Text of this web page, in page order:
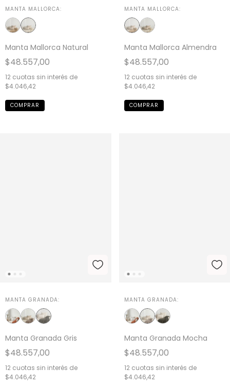
MANTA MALLORCA:
Manta Mallorca Natural
$48.557,00
12 cuotas sin interés de
$4.046,42
MANTA MALLORCA:
Manta Mallorca Almendra
$48.557,00
12 cuotas sin interés de
$4.046,42
MANTA GRANADA:
Manta Granada Gris
$48.557,00
12 cuotas sin interés de
$4.046,42
MANTA GRANADA:
Manta Granada Mocha
$48.557,00
12 cuotas sin interés de
$4.046,42